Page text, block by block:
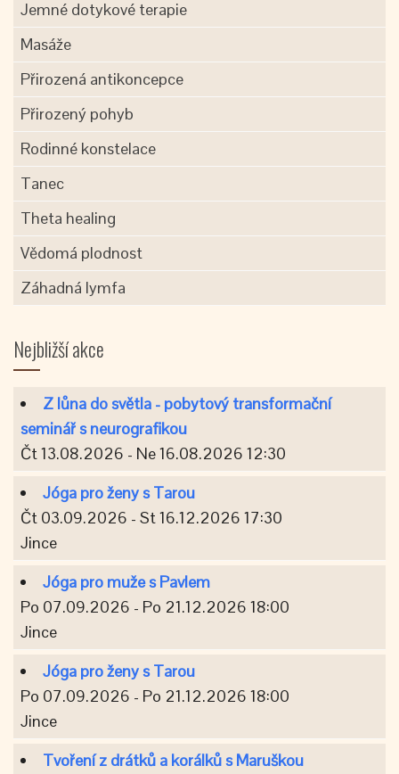
Jemné dotykové terapie
Masáže
Přirozená antikoncepce
Přirozený pohyb
Rodinné konstelace
Tanec
Theta healing
Vědomá plodnost
Záhadná lymfa
Nejbližší akce
Z lůna do světla - pobytový transformační
seminář s neurografikou
Čt 13.08.2026 - Ne 16.08.2026 12:30
Jóga pro ženy s Tarou
Čt 03.09.2026 - St 16.12.2026 17:30
Jince
Jóga pro muže s Pavlem
Po 07.09.2026 - Po 21.12.2026 18:00
Jince
Jóga pro ženy s Tarou
Po 07.09.2026 - Po 21.12.2026 18:00
Jince
Tvoření z drátků a korálků s Maruškou